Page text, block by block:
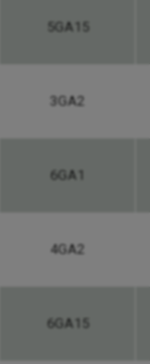
5GA15
3GA2
6GA1
4GA2
6GA15